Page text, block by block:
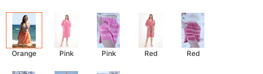
Orange Pink Pink Red Red